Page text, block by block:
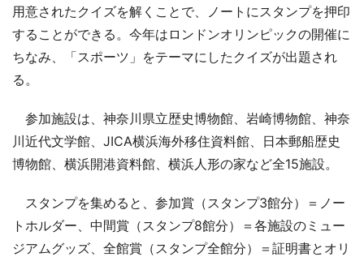
用意されたクイズを解くことで、ノートにスタンプを押印
することができる。今年はロンドンオリンピックの開催に
ちなみ、「スポーツ」をテーマにしたクイズが出題され
る。
参加施設は、神奈川県立歴史博物館、岩崎博物館、神奈
川近代文学館、JICA横浜海外移住資料館、日本郵船歴史
博物館、横浜開港資料館、横浜人形の家など全15施設。
スタンプを集めると、参加賞（スタンプ3館分）＝ノー
トホルダー、中間賞（スタンプ8館分）＝各施設のミュー
ジアムグッズ、全館賞（スタンプ全館分）＝証明書とオリ